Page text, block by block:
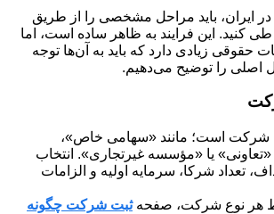
ایران، باید مراحل مشخصی را از طریق
کنید. این فرایند به ظاهر ساده است، اما
حقوقی زیادی دارد که باید به آن‌ها توجه
اصلی را توضیح می‌دهیم.
شرکت است؛ مانند «سهامی خاص»،
یا «مؤسسه غیرتجاری». انتخاب
تعداد شرکا، سرمایه اولیه و الزامات
هر نوع شرکت، صفحهثبت شرکت چگونه